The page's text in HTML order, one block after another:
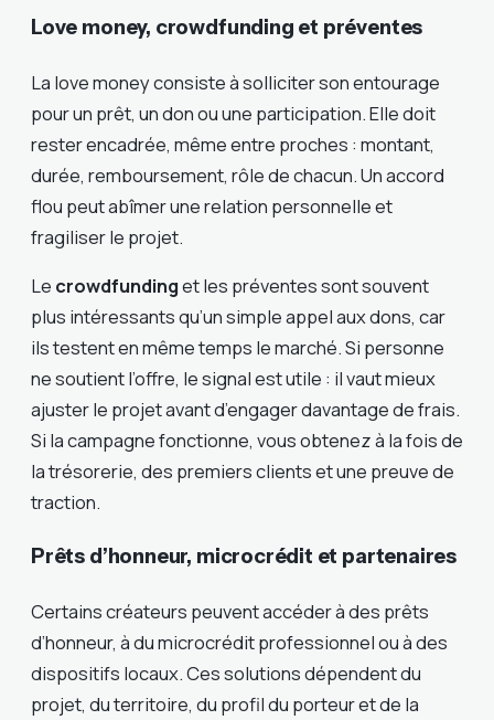
Love money, crowdfunding et préventes
La love money consiste à solliciter son entourage
pour un prêt, un don ou une participation. Elle doit
rester encadrée, même entre proches : montant,
durée, remboursement, rôle de chacun. Un accord
flou peut abîmer une relation personnelle et
fragiliser le projet.
Le crowdfundinget les préventes sont souvent
plus intéressants qu’un simple appel aux dons, car
ils testent en même temps le marché. Si personne
ne soutient l’offre, le signal est utile : il vaut mieux
ajuster le projet avant d’engager davantage de frais.
Si la campagne fonctionne, vous obtenez à la fois de
la trésorerie, des premiers clients et une preuve de
traction.
Prêts d’honneur, microcrédit et partenaires
Certains créateurs peuvent accéder à des prêts
d’honneur, à du microcrédit professionnel ou à des
dispositifs locaux. Ces solutions dépendent du
projet, du territoire, du profil du porteur et de la